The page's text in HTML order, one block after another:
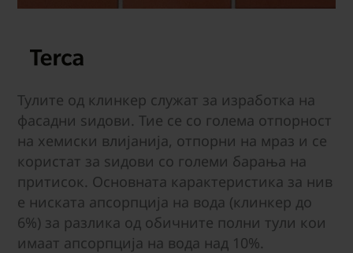
Тулите од клинкер служат за изработка на
фасадни ѕидови. Тие се со голема отпорност
на хемиски влијанија, отпорни на мраз и се
користат за ѕидови со големи барања на
притисок. Основната карактеристика за нив
е ниската апсорпција на вода (клинкер до
6%) за разлика од обичните полни тули кои
имаат апсорпција на вода над 10%.